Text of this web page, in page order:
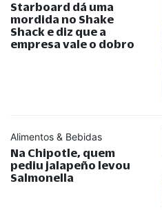
Starboard dá uma
mordida no Shake
Shack e diz que a
empresa vale o dobro
Alimentos & Bebidas
Na Chipotle, quem
pediu jalapeño levou
Salmonella